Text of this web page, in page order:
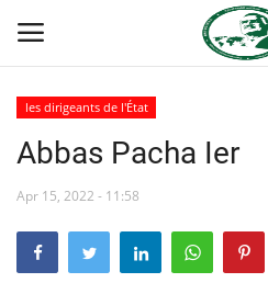
Accueil
Terms & Conditions
les dirigeants de l'État
Abbas Pacha Ier
Apr 15, 2022 - 11:58